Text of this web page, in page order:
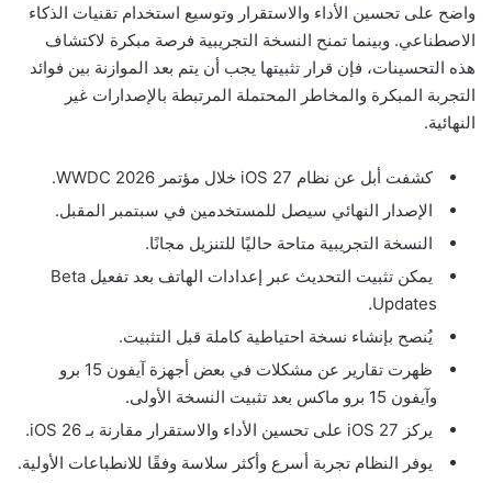
واضح على تحسين الأداء والاستقرار وتوسيع استخدام تقنيات الذكاء
الاصطناعي. وبينما تمنح النسخة التجريبية فرصة مبكرة لاكتشاف
هذه التحسينات، فإن قرار تثبيتها يجب أن يتم بعد الموازنة بين فوائد
التجربة المبكرة والمخاطر المحتملة المرتبطة بالإصدارات غير
النهائية.
كشفت أبل عن نظام iOS 27 خلال مؤتمر WWDC 2026.
الإصدار النهائي سيصل للمستخدمين في سبتمبر المقبل.
النسخة التجريبية متاحة حاليًا للتنزيل مجانًا.
يمكن تثبيت التحديث عبر إعدادات الهاتف بعد تفعيل Beta
Updates.
يُنصح بإنشاء نسخة احتياطية كاملة قبل التثبيت.
ظهرت تقارير عن مشكلات في بعض أجهزة آيفون 15 برو
وآيفون 15 برو ماكس بعد تثبيت النسخة الأولى.
يركز iOS 27 على تحسين الأداء والاستقرار مقارنة بـ iOS 26.
يوفر النظام تجربة أسرع وأكثر سلاسة وفقًا للانطباعات الأولية.